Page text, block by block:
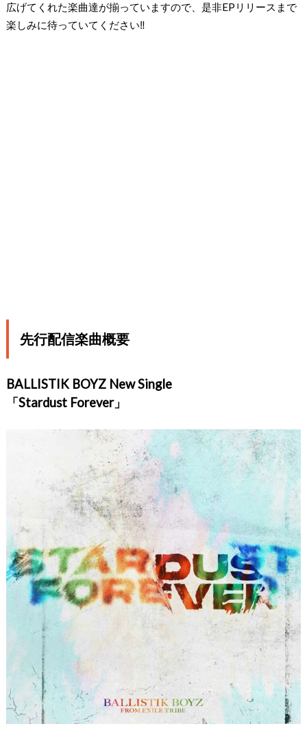
広げてくれた楽曲達が揃っていますので、是非EPリリースまで
楽しみに待っていてください‼︎
先行配信楽曲概要
BALLISTIK BOYZ New Single
「Stardust Forever」